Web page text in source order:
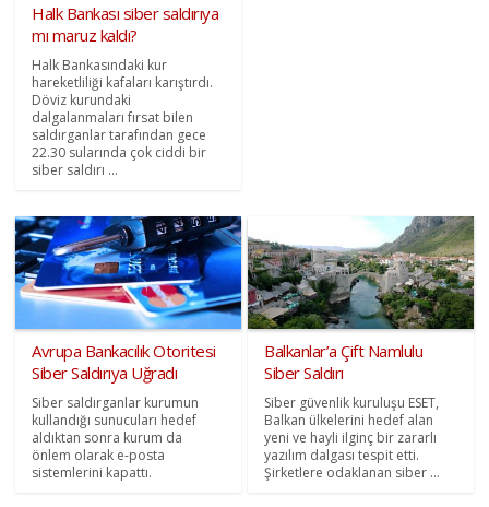
Halk Bankası siber saldırıya
mı maruz kaldı?
Halk Bankasındaki kur
hareketliliği kafaları karıştırdı.
Döviz kurundaki
dalgalanmaları fırsat bilen
saldırganlar tarafından gece
22.30 sularında çok ciddi bir
siber saldırı ...
Avrupa Bankacılık Otoritesi
Siber Saldırıya Uğradı
Siber saldırganlar kurumun
kullandığı sunucuları hedef
aldıktan sonra kurum da
önlem olarak e-posta
sistemlerini kapattı.
Balkanlar’a Çift Namlulu
Siber Saldırı
Siber güvenlik kuruluşu ESET,
Balkan ülkelerini hedef alan
yeni ve hayli ilginç bir zararlı
yazılım dalgası tespit etti.
Şirketlere odaklanan siber ...